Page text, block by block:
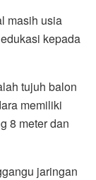
masih usia
kepada
tujuh balon
memiliki
8 meter dan
jaringan